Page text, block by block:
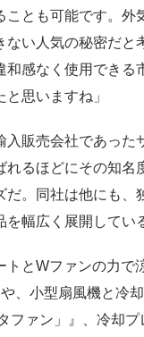
ことも可能です。外
い人気の秘密だと
感なく使用できる
思いますね」
販売会社であった
るほどにその知名
。同社は他にも、
幅広く展開してい
トとWファンの力で
、小型扇風機と冷
ファン」』、冷却